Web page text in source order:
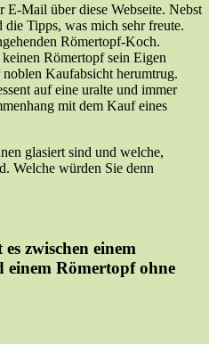
E-Mail über diese Webseite. Nebst
Tipps, was mich sehr freute.
Römertopf-Koch.
Römertopf sein Eigen
Kaufabsicht herumtrug.
auf eine uralte und immer
mit dem Kauf eines
glasiert sind und welche,
Welche würden Sie denn
zwischen einem
einem Römertopf ohne